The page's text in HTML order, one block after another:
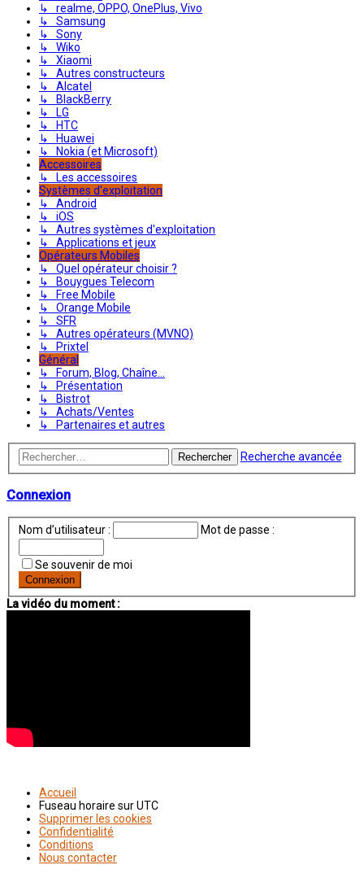
↳ realme, OPPO, OnePlus, Vivo
↳ Samsung
↳ Sony
↳ Wiko
↳ Xiaomi
↳ Autres constructeurs
↳ Alcatel
↳ BlackBerry
↳ LG
↳ HTC
↳ Huawei
↳ Nokia (et Microsoft)
Accessoires
↳ Les accessoires
Systèmes d'exploitation
↳ Android
↳ iOS
↳ Autres systèmes d'exploitation
↳ Applications et jeux
Opérateurs Mobiles
↳ Quel opérateur choisir ?
↳ Bouygues Telecom
↳ Free Mobile
↳ Orange Mobile
↳ SFR
↳ Autres opérateurs (MVNO)
↳ Prixtel
Général
↳ Forum, Blog, Chaîne...
↳ Présentation
↳ Bistrot
↳ Achats/Ventes
↳ Partenaires et autres
Rechercher Recherche avancée
Connexion
Nom d’utilisateur : Mot de passe :
Se souvenir de moi
La vidéo du moment :
Accueil
Fuseau horaire surUTC
Supprimer les cookies
Confidentialité
Conditions
Nous contacter